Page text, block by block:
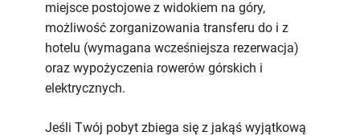
miejsce postojowe z widokiem na góry,
możliwość zorganizowania transferu do i z
hotelu (wymagana wcześniejsza rezerwacja)
oraz wypożyczenia rowerów górskich i
elektrycznych.
Jeśli Twój pobyt zbiega się z jakąś wyjątkową